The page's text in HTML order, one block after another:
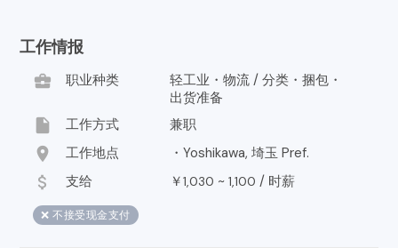
工作情报
business_center
职业种类
轻工业・物流 / 分类・捆包・
出货准备
insert_drive_file 工作方式 兼职
location_on 工作地点 ・Yoshikawa, 埼玉 Pref.
attach_money 支给 ￥1,030 ~ 1,100 / 时薪
❌ 不接受现金支付